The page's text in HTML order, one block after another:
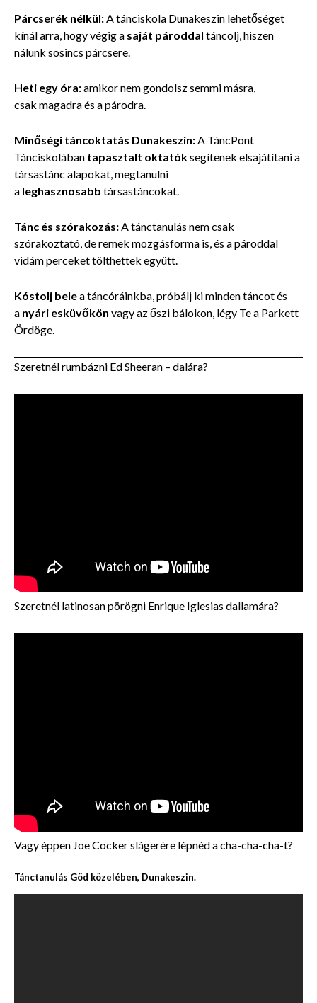
Párcserék nélkül:A tánciskola Dunakeszin lehetőséget
kínál arra, hogy végig a saját pároddal táncolj, hiszen
nálunk sosincs párcsere.
Heti egy óra:amikor nem gondolsz semmi másra,
csak magadraés a párodra.
Minőségi táncoktatás Dunakeszin:A TáncPont
Tánciskolában tapasztalt oktatóksegítenek elsajátítani a
társastánc alapokat, megtanulni
a leghasznosabb társastáncokat.
Tánc és szórakozás:A tánctanulás nem csak
szórakoztató, de remek mozgásforma is, és a pároddal
vidám perceket tölthettek együtt.
Kóstolj belea táncóráinkba,próbálj ki minden táncot és
a nyári esküvőkön vagy az őszi bálokon, légy Te a Parkett
Ördöge.
Szeretnél rumbázni Ed Sheeran – dalára?
Szeretnél latinosan pörögni Enrique Iglesias dallamára?
Vagy éppen Joe Cocker slágerére lépnéd a cha-cha-cha-t?
Tánctanulás Göd közelében, Dunakeszin.